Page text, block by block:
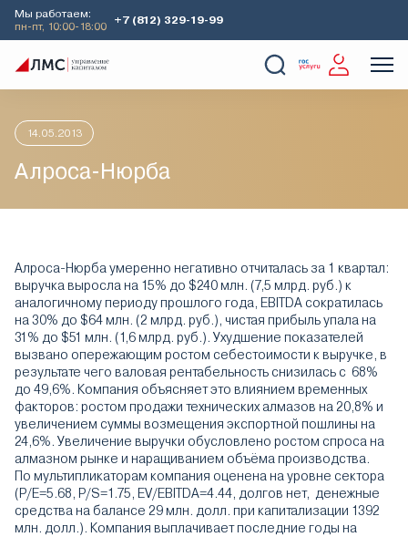
Мы работаем:
пн-пт, 10:00-18:00
+7 (812) 329-19-99
Главная Аналитика
14.05.2013
Алроса-Нюрба
Алроса-Нюрба умеренно негативно отчиталась за 1 квартал:
выручка выросла на 15% до $240 млн. (7,5 млрд. руб.) к
аналогичному периоду прошлого года, EBITDA сократилась
на 30% до $64 млн. (2 млрд. руб.), чистая прибыль упала на
31% до $51 млн. (1,6 млрд. руб.). Ухудшение показателей
вызвано опережающим ростом себестоимости к выручке, в
результате чего валовая рентабельность снизилась с 68%
до 49,6%. Компания объясняет это влиянием временных
факторов: ростом продажи технических алмазов на 20,8% и
увеличением суммы возмещения экспортной пошлины на
24,6%. Увеличение выручки обусловлено ростом спроса на
алмазном рынке и наращиванием объёма производства.
По мультипликаторам компания оценена на уровне сектора
(P/E=5.68, P/S=1.75, EV/EBITDA=4.44, долгов нет, денежные
средства на балансе 29 млн. долл. при капитализации 1392
млн. долл.). Компания выплачивает последние годы на